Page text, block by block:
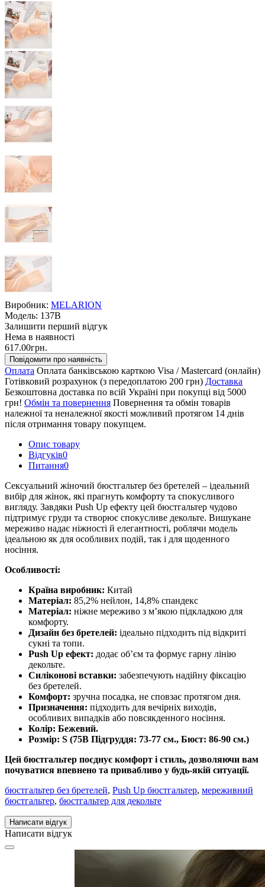
Виробник: MELARION
Модель: 137B
Залишити перший відгук
Нема в наявності
617.00грн.
Повідомити про наявність
Оплата Оплата банківською карткою Visa / Mastercard (онлайн)
Готівковий розрахунок (з передоплатою 200 грн) Доставка
Безкоштовна доставка по всій Україні при покупці від 5000
грн! Обмін та повернення Повернення та обмін товарів
належної та неналежної якості можливий протягом 14 днів
після отримання товару покупцем.
Опис товару
Відгуків0
Питання0
Сексуальний жіночий бюстгальтер без бретелей – ідеальний
вибір для жінок, які прагнуть комфорту та спокусливого
вигляду. Завдяки Push Up ефекту цей бюстгальтер чудово
підтримує груди та створює спокусливе декольте. Вишукане
мереживо надає ніжності й елегантності, роблячи модель
ідеальною як для особливих подій, так і для щоденного
носіння.
Особливості:
Країна виробник: Китай
Матеріал: 85,2% нейлон, 14,8% спандекс
Матеріал: ніжне мереживо з м’якою підкладкою для
комфорту.
Дизайн без бретелей: ідеально підходить під відкриті
сукні та топи.
Push Up ефект: додає об’єм та формує гарну лінію
декольте.
Силіконові вставки: забезпечують надійну фіксацію
без бретелей.
Комфорт: зручна посадка, не сповзає протягом дня.
Призначення: підходить для вечірніх виходів,
особливих випадків або повсякденного носіння.
Колір: Бежевий.
Розмір: S (75В Підгруддя: 73-77 см., Бюст: 86-90 см.)
Цей бюстгальтер поєднує комфорт і стиль, дозволяючи вам
почуватися впевнено та привабливо у будь-якій ситуації.
бюстгальтер без бретелей, Push Up бюстгальтер, мереживний
бюстгальтер, бюстгальтер для декольте
Написати відгук
Написати відгук